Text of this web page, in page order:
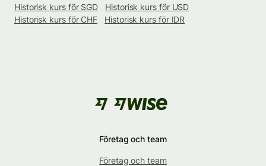
Historisk kurs för SGD
Historisk kurs för USD
Historisk kurs för CHF
Historisk kurs för IDR
Företag och team
Företag och team